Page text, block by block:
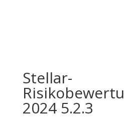
Stellar-
2024 5.2.3